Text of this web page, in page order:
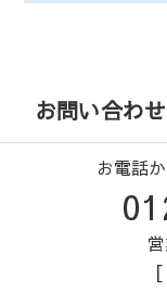
お問い合わ
お電話
[